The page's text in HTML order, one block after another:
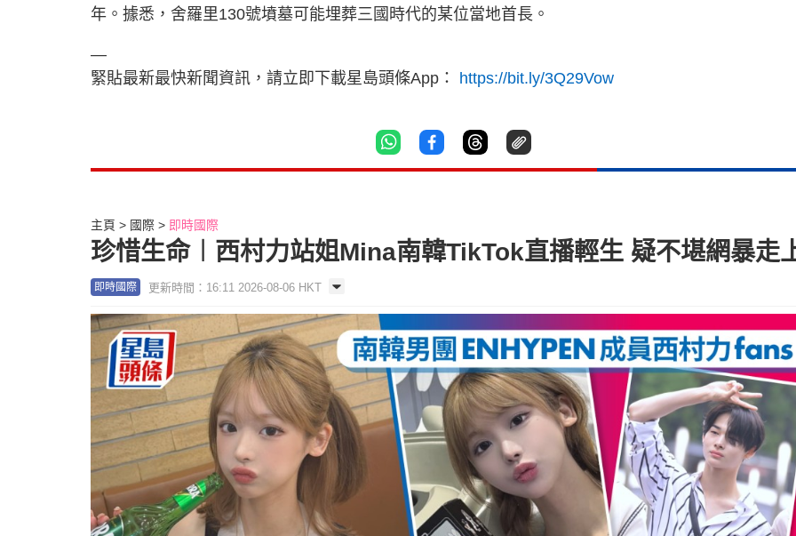
年。據悉，舍羅里130號墳墓可能埋葬三國時代的某位當地首長。
—
緊貼最新最快新聞資訊，請立即下載星島頭條App： https://bit.ly/3Q29Vow
主頁 國際 即時國際
珍惜生命︱西村力站姐Mina南韓TikTok直播輕生 疑不堪網暴走
即時國際 更新時間：16:11 2026-08-06 HKT